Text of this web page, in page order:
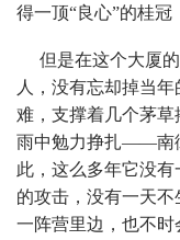
得一顶“良心”的桂冠
但是在这个大厦
人，没有忘却掉当
难，支撑着几个茅
雨中勉力挣扎——南
此，这么多年它没
的攻击，没有一天
一阵营里边，也不